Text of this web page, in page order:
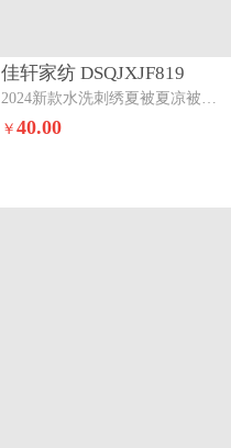
佳轩家纺 DSQJXJF819
2024新款水洗刺绣夏被夏凉被空调被山茶花-果绿-奶昔白
￥ 40.00